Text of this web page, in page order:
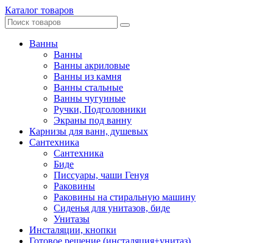
Каталог товаров
Ванны
Ванны
Ванны акриловые
Ванны из камня
Ванны стальные
Ванны чугунные
Ручки, Подголовники
Экраны под ванну
Карнизы для ванн, душевых
Сантехника
Сантехника
Биде
Писсуары, чаши Генуя
Раковины
Раковины на стиральную машину
Сиденья для унитазов, биде
Унитазы
Инсталяции, кнопки
Готовое решение (инсталяция+унитаз)